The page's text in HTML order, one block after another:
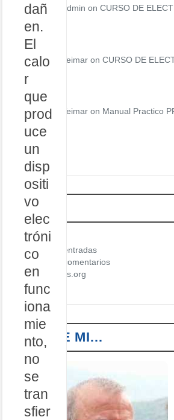
dañ
en.
El
calo
r
que
prod
uce
un
disp
ositi
vo
elec
tróni
co
en
func
iona
mie
nto,
no
se
tran
sfier
admin on CURSO DE
Teimar on CURSO DE
Teimar on Manual Practico
META
Acceder
Feed de entradas
Feed de comentarios
WordPress.org
SOBRE MI…